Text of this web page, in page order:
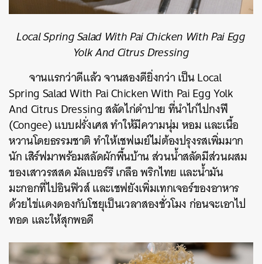
Local Spring Salad With Pai Chicken With Pai Egg
Yolk And Citrus Dressing
จานแรกว่าดีแล้ว จานสองดียิ่งกว่า เป็น Local
Spring Salad With Pai Chicken With Pai Egg Yolk
And Citrus Dressing สลัดไก่ดำปาย ที่นำไก่ไปกงฟี
(Congee)แบบฝรั่งเศส ทำให้มีความนุ่ม หอม และเนื้อ
หวานโดยธรรมชาติ ทำให้เชฟเมย์ไม่ต้องปรุงรสเพิ่มมาก
นัก เสิร์ฟมาพร้อมสลัดผักพื้นบ้าน ส่วนน้ำสลัดมีส่วนผสม
ของเสาวรสสด มัลเบอร์รี เกลือ พริกไทย และน้ำมัน
มะกอกที่ไปอินฟิวส์ และเชฟยังเพิ่มเทกเจอร์ของอาหาร
ด้วยไข่แดงดองกับโชยุเป็นเวลาสองชั่วโมง ก่อนจะเอาไป
ทอด และให้สุกพอดี